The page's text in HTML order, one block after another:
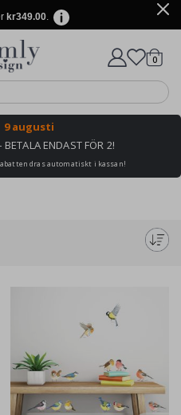
kr349.00.
1032 betyg 0
9 augusti
ENDAST FÖR 2!
dras automatiskt i kassan!